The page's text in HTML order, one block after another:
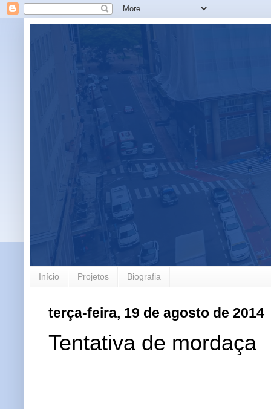
Início Projetos Biografia
terça-feira, 19 de agosto de 2014
Tentativa de mordaça